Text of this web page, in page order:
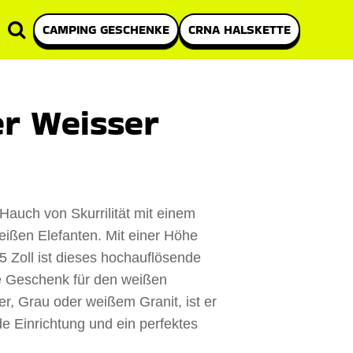
CAMPING GESCHENKE CRNA HALSKETTE
Weisser
von Skurrilität mit einem
Elefanten. Mit einer Höhe
Zoll ist dieses hochauflösende
für den weißen
Grau oder weißem Granit, ist er
Einrichtung und ein perfektes